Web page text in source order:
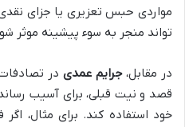
مواردی حبس تعزیری یا جزای
تواند منجر به سوء پیشینه موثر
در مقابل،جرایم عمدی در
قصد و نیت قبلی، برای آسیب
خود استفاده کند. برای مثال،